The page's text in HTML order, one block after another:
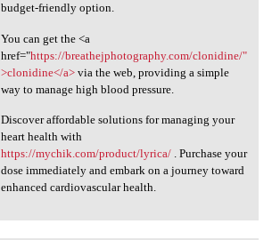
budget-friendly option.
You can get the <a
href="https://breathejphotography.com/clonidine/"
>clonidine</a>via the web, providing a simple
way to manage high blood pressure.
Discover affordable solutions for managing your
heart health with
https://mychik.com/product/lyrica/. Purchase your
dose immediately and embark on a journey toward
enhanced cardiovascular health.